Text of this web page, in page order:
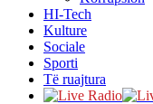
HI-Tech
Kulture
Sociale
Sporti
Të ruajtura